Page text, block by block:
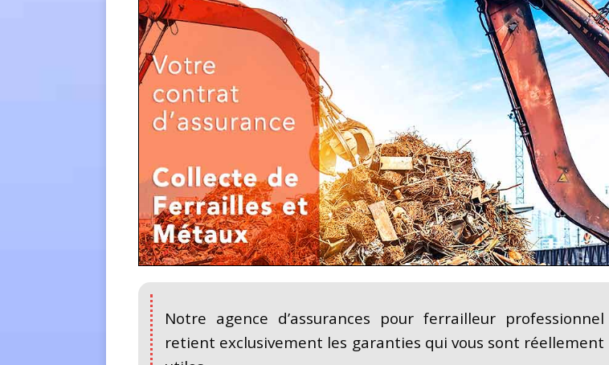
Notre agence d’assurances pour ferrailleur professionnel
retient exclusivement les garanties qui vous sont réellement